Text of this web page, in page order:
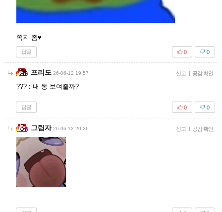
쪽지 좀♥
답글 0
0
프리도 26-06-12 19:57 신고 | 공감 확인
??? : 내 똥 보여줄까?
답글 0
0
그림자 26-06-12 20:26 신고 | 공감 확인